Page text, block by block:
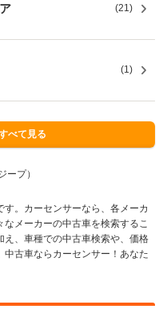
(21)
(1)
べて見る
ープ）
。カーセンサーなら、各メーカ
メーカーの中古車を検索するこ
え、車種での中古車検索や、価格
古車ならカーセンサー！あなた